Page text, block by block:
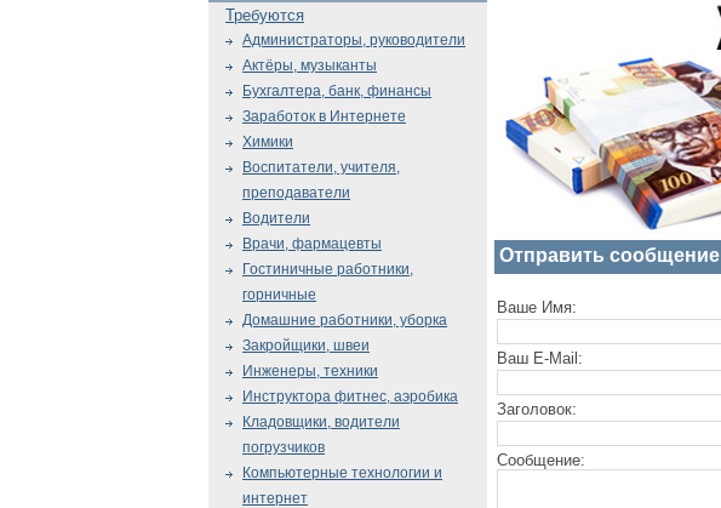
Отправить сообщение
Ваше Имя:
Ваш E-Mail:
Заголовок:
Сообщение:
Требуются
Администраторы, руководители
Актёры, музыканты
Бухгалтера, банк, финансы
Заработок в Интернете
Химики
Воспитатели, учителя,
преподаватели
Водители
Врачи, фармацевты
Гостиничные работники,
горничные
Домашние работники, уборка
Закройщики, швеи
Инженеры, техники
Инструктора фитнес, аэробика
Кладовщики, водители
погрузчиков
Компьютерные технологии и
интернет